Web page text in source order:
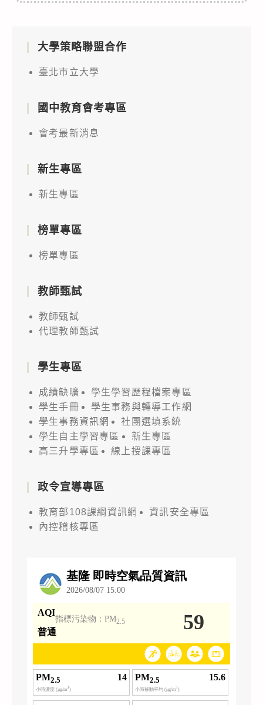
大學策略聯盟合作
臺北市立大學
國中教育會考專區
會考最新消息
新生專區
新生專區
榜單專區
榜單專區
教師甄試
教師甄試
代理教師甄試
學生專區
成績缺曠
學生學習歷程檔案專區
學生手冊
學生事務與轉導工作網
學生事務資訊網
社團選填系統
學生自主學習專區
新生專區
高三升學專區
線上授課專區
政令宣導專區
教育部108課綱資訊網
資訊安全專區
內控稽核專區